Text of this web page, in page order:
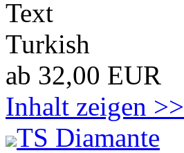
Text
Turkish
ab 32,00 EUR
Inhalt zeigen >>
TS Diamante